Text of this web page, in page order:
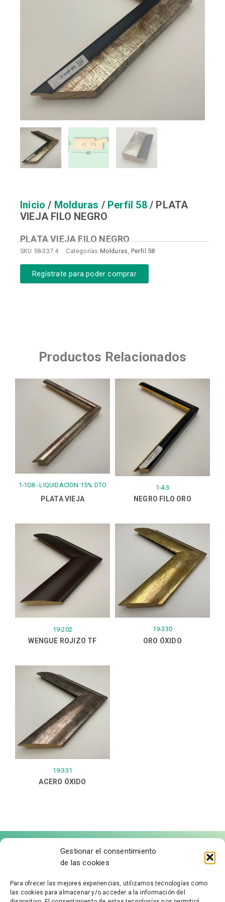
Gestionar el consentimiento
de las cookies
Para ofrecer las mejores experiencias, utilizamos tecnologías como
las cookies para almacenar y/o acceder a la información del
Inicio / Molduras / Perfil 58/ PLATA
VIEJA FILO NEGRO
PLATA VIEJA FILO NEGRO
SKU 58-337.4 Categorías Molduras Perfil 58
Regístrate para poder comprar
Productos Relacionados
1-108 - LIQUIDACION 15% DTO
PLATA VIEJA
1-4-3
NEGRO FILO ORO
19-202
WENGUE ROJIZO TF
19-330
ORO ÓXIDO
19-331
ACERO ÓXIDO
FÁBRICA DE MOLDURAS